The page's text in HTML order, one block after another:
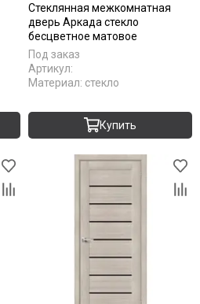
Стеклянная межкомнатная
дверь Аркада стекло
бесцветное матовое
Под заказ
Артикул:
Материал: стекло
Купить